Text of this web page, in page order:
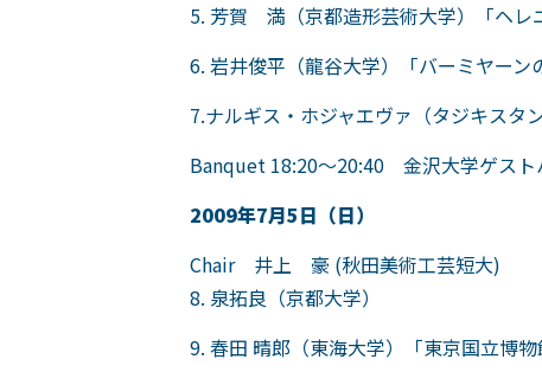
5. 芳賀 満（京都造形芸術大学）「ヘレ
6. 岩井俊平（龍谷大学）「バーミヤーン
7.ナルギス・ホジャエヴァ（タジキスタ
Banquet 18:20～20:40 金沢大学ゲスト
2009年7月5日（日）
Chair 井上 豪 (秋田美術工芸短大)
8. 泉拓良（京都大学）
9. 春田 晴郎（東海大学）「東京国立博